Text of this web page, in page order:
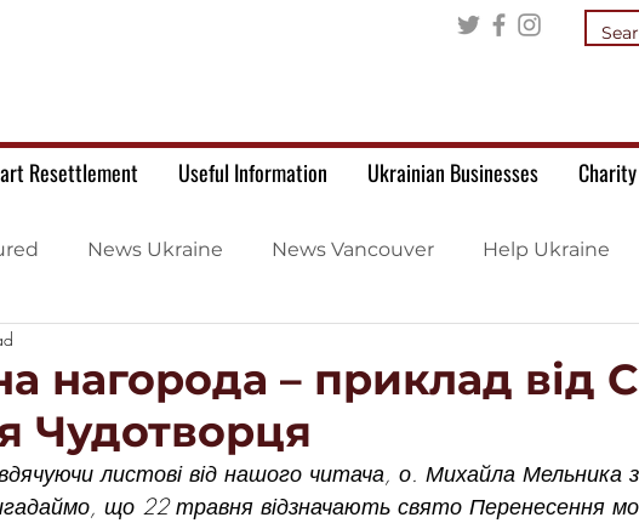
Resettlement Useful Information Ukrainian Businesses
News Ukraine News Vancouver Help Ukraine
нагорода – приклад від
Чудотворця
листові від нашого читача, о. Михайла Мельника з
що 22 травня відзначають свято Перенесення